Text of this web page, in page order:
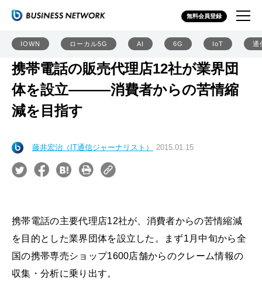
無料会員登録
IOWN ローカル5G AI 6G IoT 通
携帯電話の販売代理店12社が業界団
体を設立―――消費者からの苦情縮
減を目指す
藤井宏治（IT通信ジャーナリスト） 2015.01.15
携帯電話の主要代理店12社が、消費者からの苦情縮減
を目的とした業界団体を設立した。まず1月中旬から全
国の携帯専売ショップ1600店舗からのクレーム情報の
収集・分析に乗り出す。